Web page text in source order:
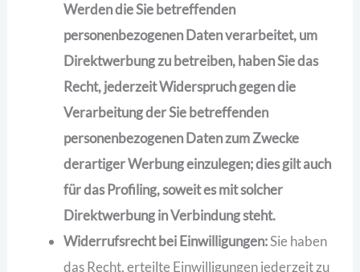
Werden die Sie betreffenden
personenbezogenen Daten verarbeitet, um
Direktwerbung zu betreiben, haben Sie das
Recht, jederzeit Widerspruch gegen die
Verarbeitung der Sie betreffenden
personenbezogenen Daten zum Zwecke
derartiger Werbung einzulegen; dies gilt auch
für das Profiling, soweit es mit solcher
Direktwerbung in Verbindung steht.
Widerrufsrecht bei Einwilligungen:Sie haben
das Recht, erteilte Einwilligungen jederzeit zu